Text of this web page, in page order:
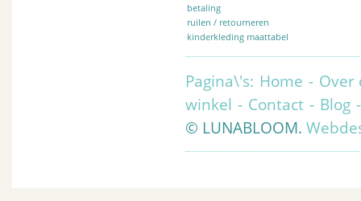
betaling
ruilen / retourneren
kinderkleding maattabel
Pagina\'s: Home - Over
winkel - Contact - Blog
© LUNABLOOM.